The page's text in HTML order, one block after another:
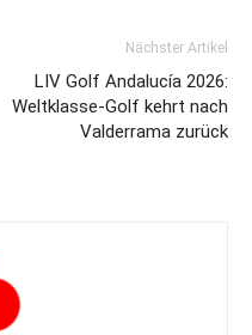
Nächster Artikel
LIV Golf Andalucía 2026:
Weltklasse-Golf kehrt nach
Valderrama zurück